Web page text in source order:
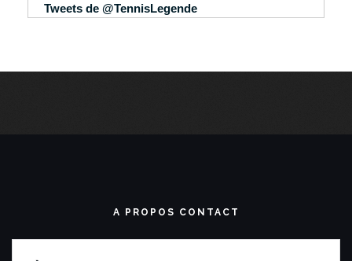
Tweets de @TennisLegende
A PROPOS CONTACT